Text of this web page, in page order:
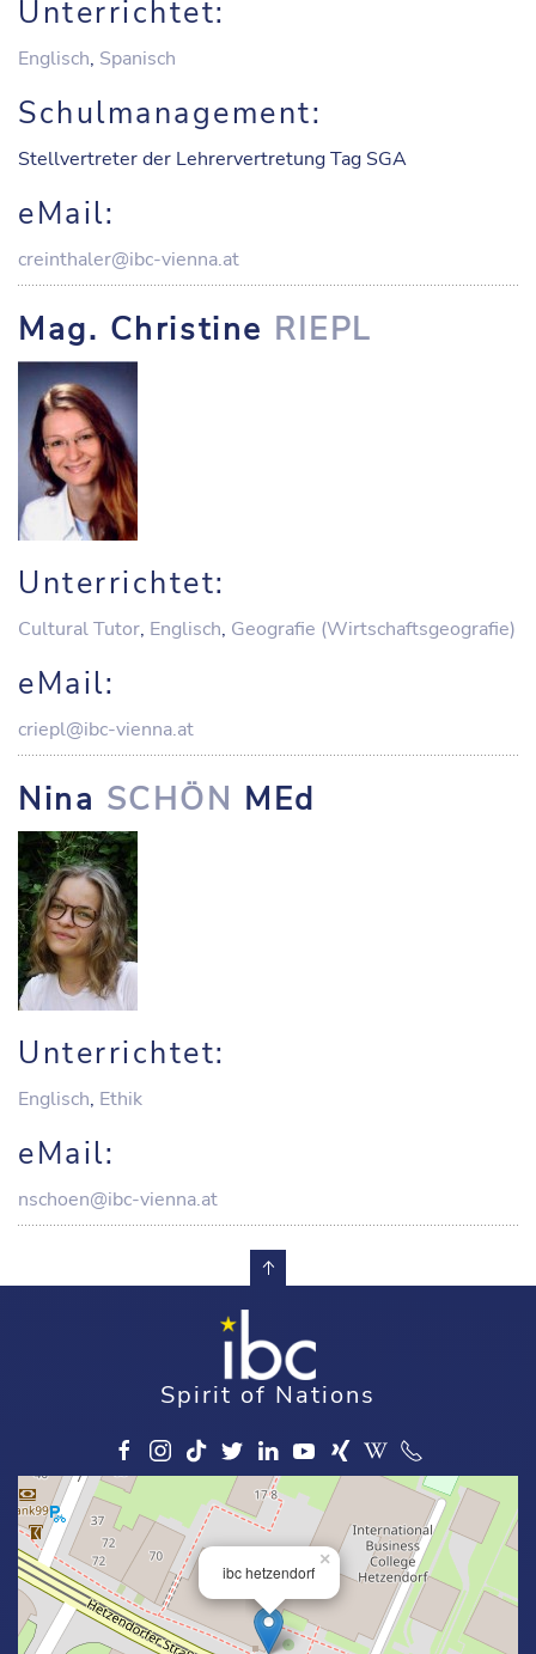
Unterrichtet:
Englisch, Spanisch
Schulmanagement:
Stellvertreter der Lehrervertretung Tag SGA
eMail:
creinthaler@ibc-vienna.at
Mag. Christine RIEPL
Unterrichtet:
Cultural Tutor, Englisch, Geografie (Wirtschaftsgeografie)
eMail:
criepl@ibc-vienna.at
Nina SCHÖN MEd
Unterrichtet:
Englisch, Ethik
eMail:
nschoen@ibc-vienna.at
Spirit of Nations
ibc hetzendorf
×